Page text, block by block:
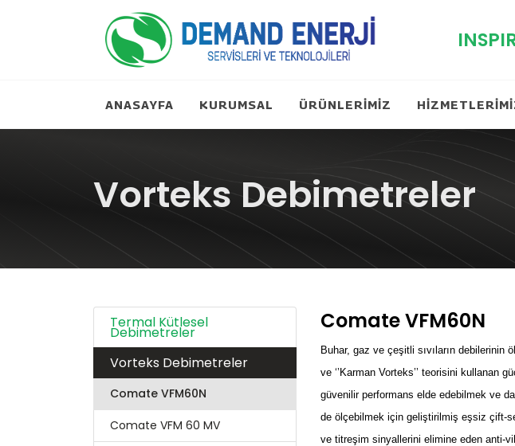
ANASAYFA KURUMSAL ÜRÜNLERİMİZ
Vorteks Debimetreler
Termal Kütlesel
Debimetreler
Vorteks Debimetreler
Comate VFM60N
Comate VFM 60 MV
Comate VFM60N
Buhar, gaz ve çeşitli sıvıların debilerinin
ve ‘’Karman Vorteks’’ teorisini kullanan
güvenilir performans elde edebilmek ve
de ölçebilmek için geliştirilmiş eşsiz çift-
ve titreşim sinyallerini elimine eden anti-